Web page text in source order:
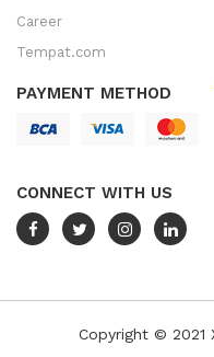
Career
Tempat.com
PAYMENT METHOD
CONNECT WITH US
Copyright © 2021